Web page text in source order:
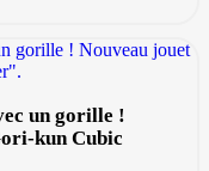
un gorille !
kun Cubic